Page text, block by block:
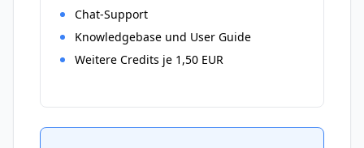
Chat-Support
Knowledgebase und User Guide
Weitere Credits je 1,50 EUR